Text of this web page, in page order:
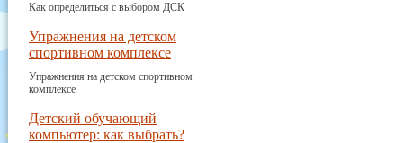
Как определиться с выбором ДСК
Упражнения на детском
спортивном комплексе
Упражнения на детском спортивном
комплексе
Детский обучающий
компьютер: как выбрать?